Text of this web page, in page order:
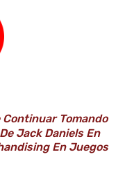
Continuar Tomando
Jack Daniels En
En Juegos